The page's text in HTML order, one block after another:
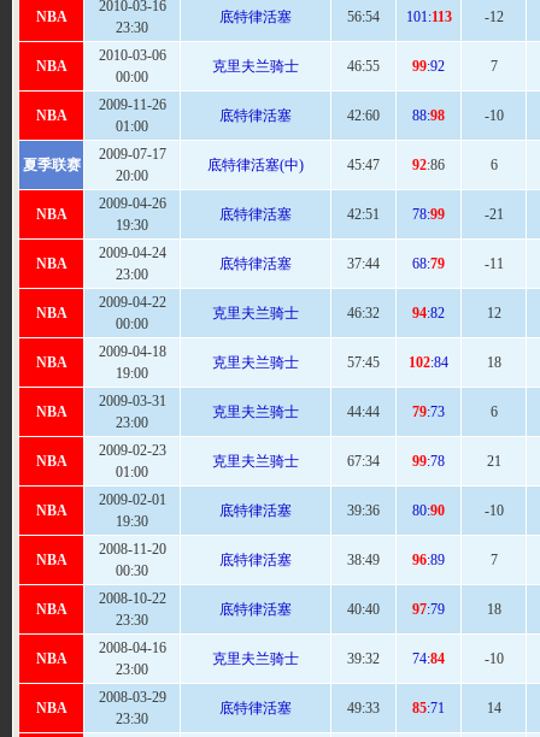
NBA
2010-03-16
23:30
底特律活塞 56:54 101:113 -12
NBA
2010-03-06
00:00
克里夫兰骑士 46:55 99:92 7
NBA
2009-11-26
01:00
底特律活塞 42:60 88:98 -10
夏季联赛
2009-07-17
20:00
底特律活塞(中) 45:47 92:86 6
NBA
2009-04-26
19:30
底特律活塞 42:51 78:99 -21
NBA
2009-04-24
23:00
底特律活塞 37:44 68:79 -11
NBA
2009-04-22
00:00
克里夫兰骑士 46:32 94:82 12
NBA
2009-04-18
19:00
克里夫兰骑士 57:45 102:84 18
NBA
2009-03-31
23:00
克里夫兰骑士 44:44 79:73 6
NBA
2009-02-23
01:00
克里夫兰骑士 67:34 99:78 21
NBA
2009-02-01
19:30
底特律活塞 39:36 80:90 -10
NBA
2008-11-20
00:30
底特律活塞 38:49 96:89 7
NBA
2008-10-22
23:30
底特律活塞 40:40 97:79 18
NBA
2008-04-16
23:00
克里夫兰骑士 39:32 74:84 -10
NBA
2008-03-29
23:30
底特律活塞 49:33 85:71 14